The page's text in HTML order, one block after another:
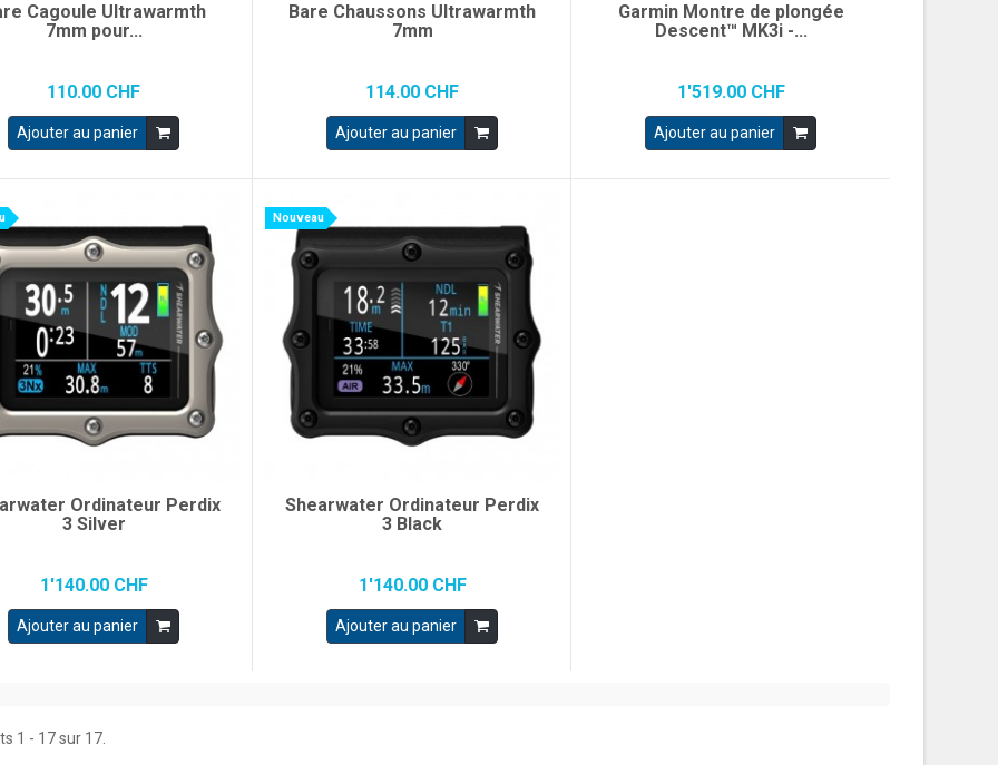
Cagoule Ultrawarmth
7mm pour...
110.00 CHF
Ajouter au panier
Bare Chaussons Ultrawarmth
7mm
114.00 CHF
Ajouter au panier
Garmin Montre de plongée
Descent™ MK3i -...
1'519.00 CHF
Ajouter au panier
Ordinateur Perdix
3 Silver
1'140.00 CHF
Ajouter au panier
Nouveau
Shearwater Ordinateur Perdix
3 Black
1'140.00 CHF
Ajouter au panier
1 - 17 sur 17.